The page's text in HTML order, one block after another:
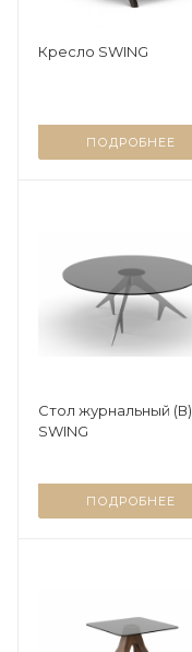
Креcло SWING
ПОДРОБНЕЕ
Стол журнальный (В)
SWING
ПОДРОБНЕЕ